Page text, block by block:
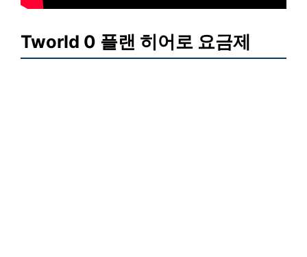
Tworld 0 플랜 히어로 요금제